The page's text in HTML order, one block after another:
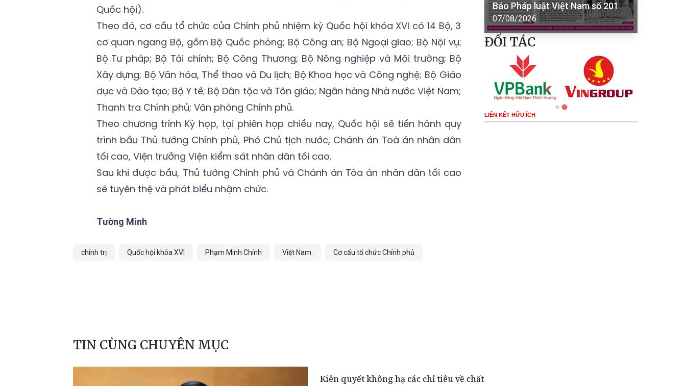
Quốc hội).
Theo đó, cơ cấu tổ chức của Chính phủ nhiệm kỳ Quốc hội khóa XVI có 14 Bộ, 3
cơ quan ngang Bộ, gồm Bộ Quốc phòng; Bộ Công an; Bộ Ngoại giao; Bộ Nội vụ;
Bộ Tư pháp; Bộ Tài chính; Bộ Công Thương; Bộ Nông nghiệp và Môi trường; Bộ
Xây dựng; Bộ Văn hóa, Thể thao và Du lịch; Bộ Khoa học và Công nghệ; Bộ Giáo
dục và Đào tạo; Bộ Y tế; Bộ Dân tộc và Tôn giáo; Ngân hàng Nhà nước Việt Nam;
Thanh tra Chính phủ; Văn phòng Chính phủ.
Theo chương trình Kỳ họp, tại phiên họp chiều nay, Quốc hội sẽ tiến hành quy
trình bầu Thủ tướng Chính phủ, Phó Chủ tịch nước, Chánh án Toà án nhân dân
tối cao, Viện trưởng Viện kiểm sát nhân dân tối cao.
Sau khi được bầu, Thủ tướng Chính phủ và Chánh án Tòa án nhân dân tối cao
sẽ tuyên thệ và phát biểu nhậm chức.
Tường Minh
chính trị Quốc hội khóa XVI Phạm Minh Chính Việt Nam. Cơ cấu tổ chức Chính phủ
TIN CÙNG CHUYÊN MỤC
Kiên quyết không hạ các chỉ tiêu về chất
Báo Pháp luật Việt Nam số 201
07/08/2026
ĐỐI TÁC
LIÊN KẾT HỮU ÍCH